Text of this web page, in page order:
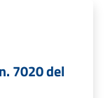
7020 del